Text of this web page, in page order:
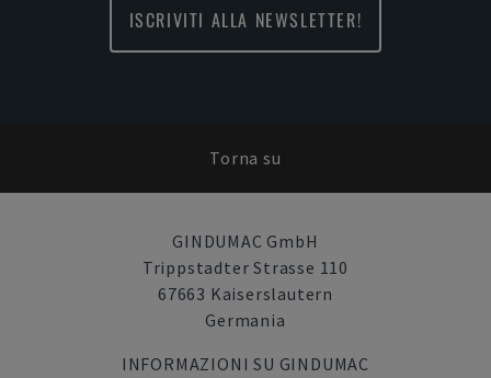
ISCRIVITI ALLA NEWSLETTER!
Torna su
GINDUMAC GmbH
Trippstadter Strasse 110
67663 Kaiserslautern
Germania
INFORMAZIONI SU GINDUMAC